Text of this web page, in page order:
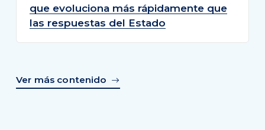
que evoluciona más rápidamente que
las respuestas del Estado
Ver más contenido